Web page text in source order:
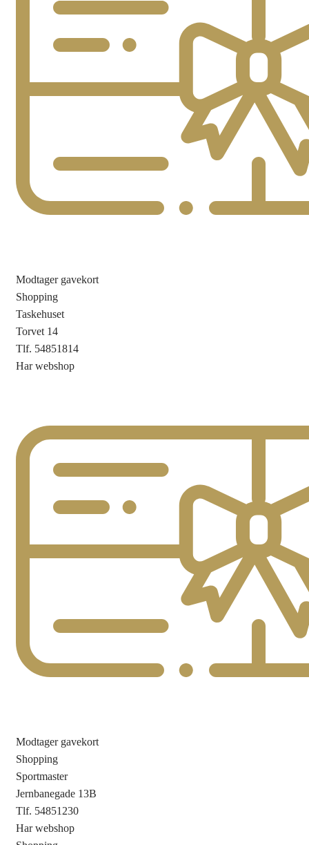
Modtager gavekort
Shopping
Taskehuset
Torvet 14
Tlf. 54851814
Har webshop
Modtager gavekort
Shopping
Sportmaster
Jernbanegade 13B
Tlf. 54851230
Har webshop